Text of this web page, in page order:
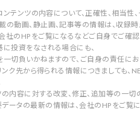
テンツの内容について、正確性、相当性
の動画、静止画、記事等の情報は、収録
社のHPをご覧になるなどご自身でご確
に投資をなされる場合にも、
切負いかねますので、ご自身の責任にお
ク先から得られる情報につきましても
の内容に対する改変、修正、追加等の一切
ータの最新の情報は、会社のHPをご覧